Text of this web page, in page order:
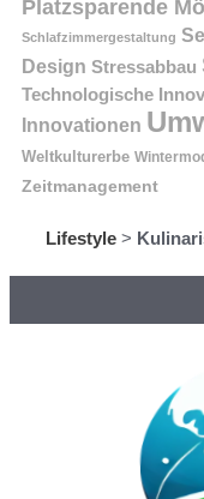
Platzsparende
Schlafzimmergestaltung
Design Stressabbau
Technologische
Innovationen
Weltkulturerbe
Zeitmanagement
Lifestyle>